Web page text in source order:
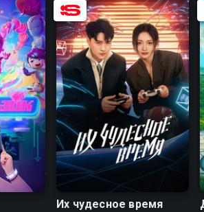
7.2 7.2
Их чудесное время